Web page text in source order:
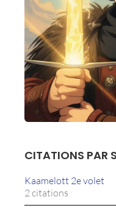
CITATIONS PAR
Kaamelott 2e volet
2 citations